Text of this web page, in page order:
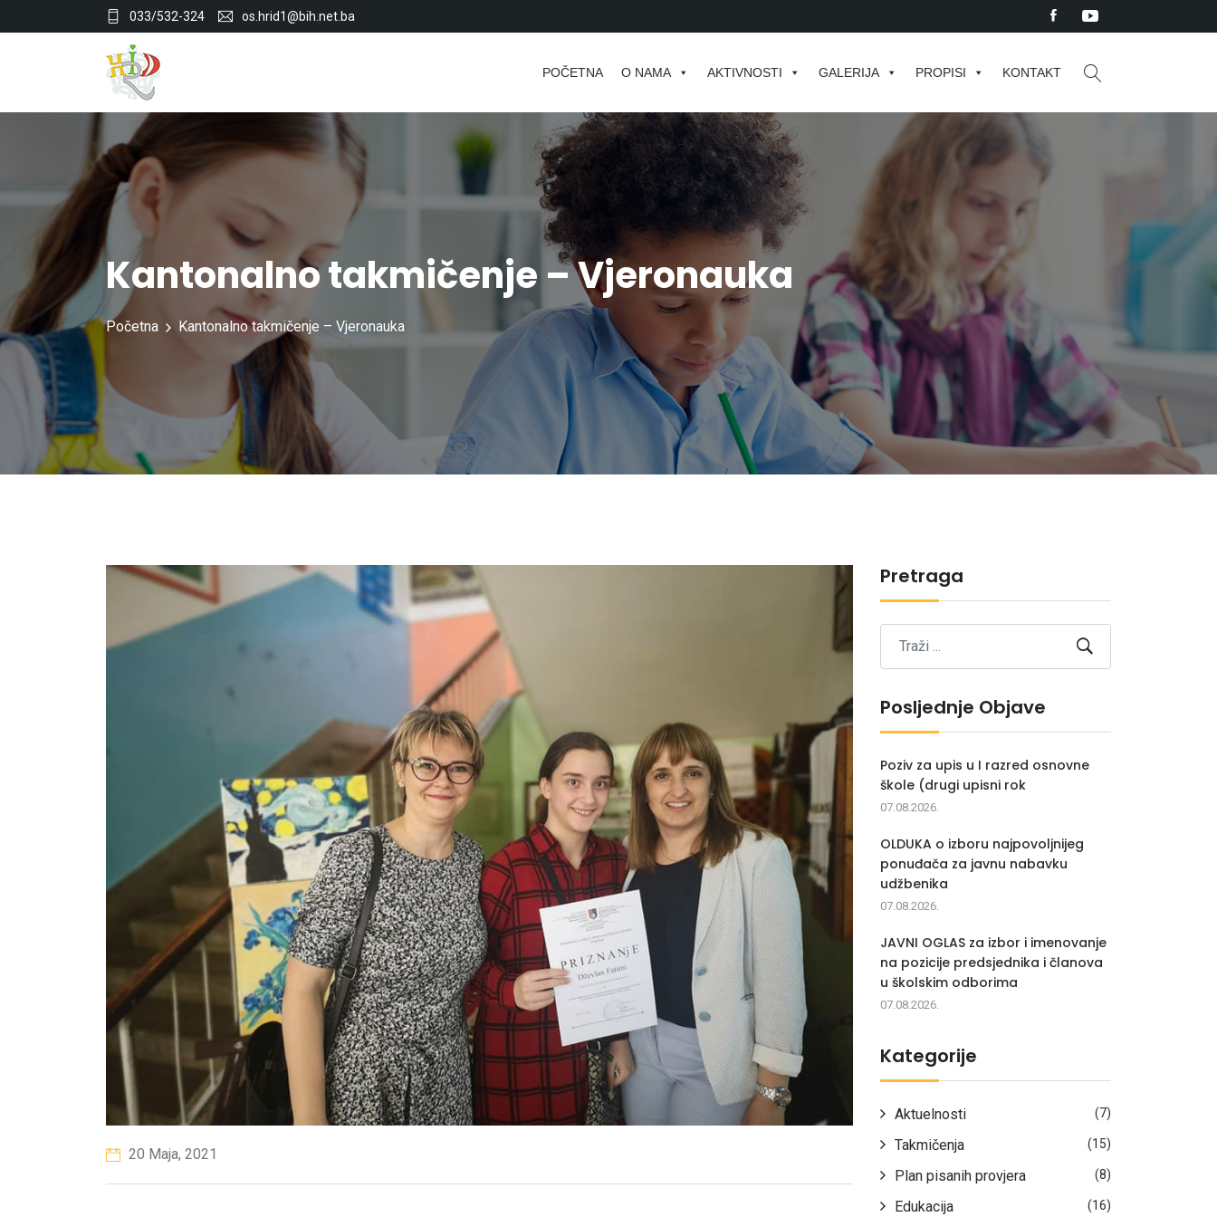
033/532-324 os.hrid1@bih.net.ba
POČETNA O NAMA AKTIVNOSTI GALERIJA PROPISI KONTAKT
Kantonalno takmičenje – Vjeronauka
Početna Kantonalno takmičenje – Vjeronauka
20 Maja, 2021
Pretraga
Posljednje Objave
Poziv za upis u I razred osnovne
škole (drugi upisni rok
07.08.2026.
OLDUKA o izboru najpovoljnijeg
ponuđača za javnu nabavku
udžbenika
07.08.2026.
JAVNI OGLAS za izbor i imenovanje
na pozicije predsjednika i članova
u školskim odborima
07.08.2026.
Kategorije
Aktuelnosti (7)
Takmičenja (15)
Plan pisanih provjera (8)
Edukacija (16)